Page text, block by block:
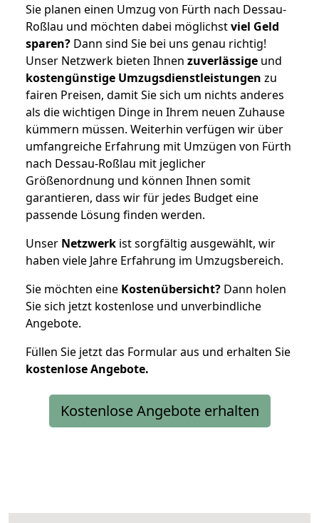
Sie planen einen Umzug von Fürth nach Dessau-
Roßlau und möchten dabei möglichstviel Geld
sparen? Dann sind Sie bei uns genau richtig!
Unser Netzwerk bieten Ihnen zuverlässige und
kostengünstige Umzugsdienstleistungen zu
fairen Preisen, damit Sie sich um nichts anderes
als die wichtigen Dinge in Ihrem neuen Zuhause
kümmern müssen. Weiterhin verfügen wir über
umfangreiche Erfahrung mit Umzügen von Fürth
nach Dessau-Roßlau mit jeglicher
Größenordnung und können Ihnen somit
garantieren, dass wir für jedes Budget eine
passende Lösung finden werden.
Unser Netzwerk ist sorgfältig ausgewählt, wir
haben viele Jahre Erfahrung im Umzugsbereich.
Sie möchten eine Kostenübersicht? Dann holen
Sie sich jetzt kostenlose und unverbindliche
Angebote.
Füllen Sie jetzt das Formular aus und erhalten Sie
kostenloseAngebote.
Kostenlose Angebote erhalten